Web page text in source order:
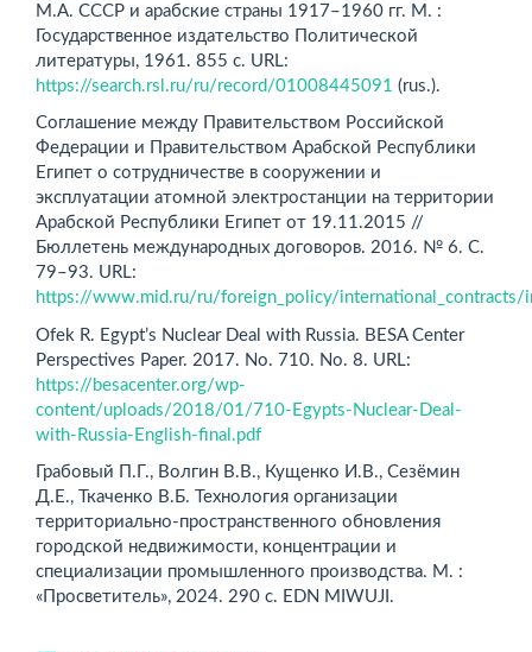
М.А. СССР и арабские страны 1917–1960 гг. М. :
Государственное издательство Политической
литературы, 1961. 855 с. URL:
https://search.rsl.ru/ru/record/01008445091 (rus.).
Соглашение между Правительством Российской
Федерации и Правительством Арабской Республики
Египет о сотрудничестве в сооружении и
эксплуатации атомной электростанции на территории
Арабской Республики Египет от 19.11.2015 //
Бюллетень международных договоров. 2016. № 6. С.
79–93. URL:
https://www.mid.ru/ru/foreign_policy/
Ofek R. Egypt’s Nuclear Deal with Russia. BESA Center
Perspectives Paper. 2017. No. 710. No. 8. URL:
https://besacenter.org/wp-
content/uploads/2018/01/710-Egypts-Nuclear-Deal-
with-Russia-English-final.pdf
Грабовый П.Г., Волгин В.В., Кущенко И.В., Сезёмин
Д.Е., Ткаченко В.Б. Технология организации
территориально-пространственного обновления
городской недвижимости, концентрации и
специализации промышленного производства. М. :
«Просветитель», 2024. 290 с. EDN MIWUJI.